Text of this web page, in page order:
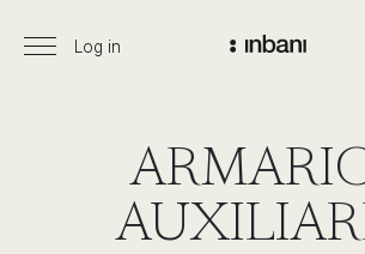
de
baños,
siguiendo
las
Menú
Log in